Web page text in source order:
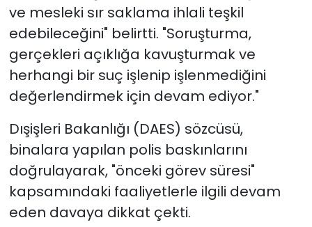
ve mesleki sır saklama ihlali teşkil
edebileceğini" belirtti. "Soruşturma,
gerçekleri açıklığa kavuşturmak ve
herhangi bir suç işlenip işlenmediğini
değerlendirmek için devam ediyor."
Dışişleri Bakanlığı (DAES) sözcüsü,
binalara yapılan polis baskınlarını
doğrulayarak, "önceki görev süresi"
kapsamındaki faaliyetlerle ilgili devam
eden davaya dikkat çekti.